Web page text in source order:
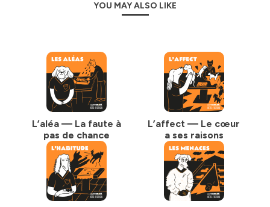
YOU MAY ALSO LIKE
L’aléa — La faute à
pas de chance
L’affect — Le cœur
a ses raisons